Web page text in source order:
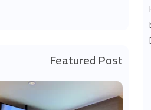
Featured Post